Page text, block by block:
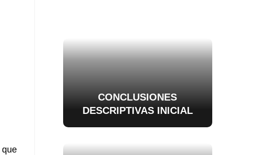
que
CONCLUSIONES
DESCRIPTIVAS INICIAL